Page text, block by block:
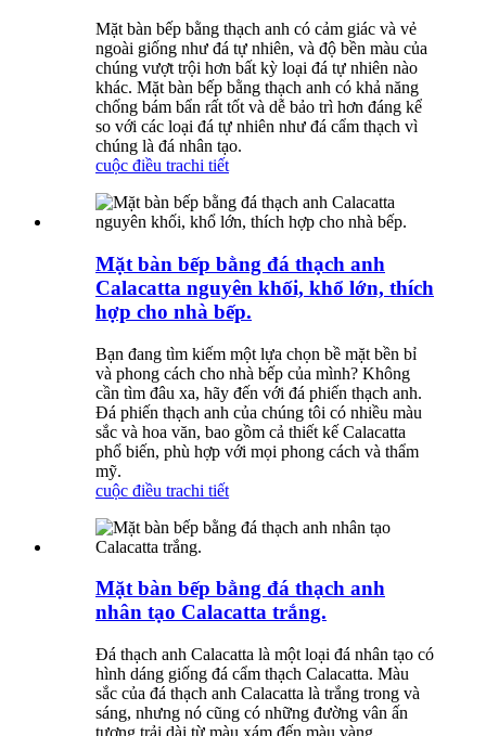
Mặt bàn bếp bằng thạch anh có cảm giác và vẻ
ngoài giống như đá tự nhiên, và độ bền màu của
chúng vượt trội hơn bất kỳ loại đá tự nhiên nào
khác. Mặt bàn bếp bằng thạch anh có khả năng
chống bám bẩn rất tốt và dễ bảo trì hơn đáng kể
so với các loại đá tự nhiên như đá cẩm thạch vì
chúng là đá nhân tạo.
cuộc điều trachi tiết
Mặt bàn bếp bằng đá thạch anh
Calacatta nguyên khối, khổ lớn, thích
hợp cho nhà bếp.
Bạn đang tìm kiếm một lựa chọn bề mặt bền bỉ
và phong cách cho nhà bếp của mình? Không
cần tìm đâu xa, hãy đến với đá phiến thạch anh.
Đá phiến thạch anh của chúng tôi có nhiều màu
sắc và hoa văn, bao gồm cả thiết kế Calacatta
phổ biến, phù hợp với mọi phong cách và thẩm
mỹ.
cuộc điều trachi tiết
Mặt bàn bếp bằng đá thạch anh
nhân tạo Calacatta trắng.
Đá thạch anh Calacatta là một loại đá nhân tạo có
hình dáng giống đá cẩm thạch Calacatta. Màu
sắc của đá thạch anh Calacatta là trắng trong và
sáng, nhưng nó cũng có những đường vân ấn
tượng trải dài từ màu xám đến màu vàng.